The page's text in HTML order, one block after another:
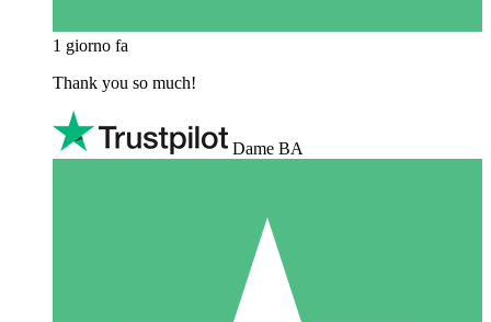
1 giorno fa
Thank you so much!
Dame BA